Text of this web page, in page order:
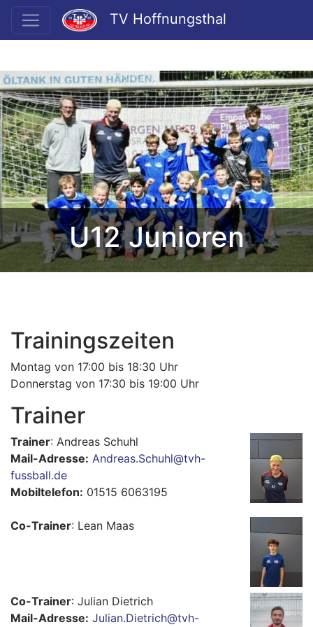
TV Hoffnungsthal
U12 Junioren
Trainingszeiten
Montag von 17:00 bis 18:30 Uhr
Donnerstag von 17:30 bis 19:00 Uhr
Trainer
Trainer: Andreas Schuhl
Mail-Adresse: Andreas.Schuhl@tvh-
fussball.de
Mobiltelefon: 01515 6063195
Co-Trainer: Lean Maas
Co-Trainer: Julian Dietrich
Mail-Adresse: Julian.Dietrich@tvh-